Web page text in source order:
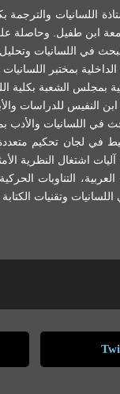
اللسانيات
ابن طفيل. وحاصلة على
في اللسانيات وتحليل
بمختبر اللسانيات
بمجلس الشعبة بكلية
النفيس للدراسات
في اللسانيات والأدب
في لجان تحكيم
آليات اشتغال النظرية
العربية، التناوبات
وتقنيات الكتابة